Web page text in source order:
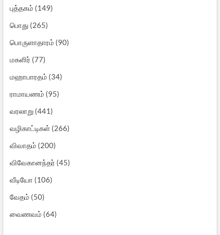
புத்தகம் (149)
பொது (265)
பொருளாதாரம் (90)
மகளிர் (77)
மஹாபாரதம் (34)
ராமாயணம் (95)
வரலாறு(441)
வழிகாட்டிகள்(266)
விவாதம் (200)
விவேகானந்தர் (45)
வீடியோ (106)
வேதம் (50)
வைணவம் (64)